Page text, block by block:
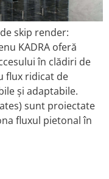
skip render:
KADRA oferă
în clădiri de
flux ridicat de
și adaptabile.
sunt proiectate
fluxul pietonal în